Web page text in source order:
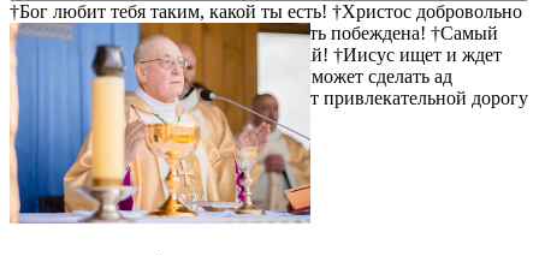
†Бог любит тебя таким, какой ты есть! †Христос добровольно
пошел на крест за твои грехи †Смерть побеждена! †Самый
прямой путь к спасению - не осуждай! †Иисус ищет и ждет
тебя! †Христос воскрес! †Дьявол не может сделать ад
привлекательным, поэтому он делает привлекательной дорогу
туда